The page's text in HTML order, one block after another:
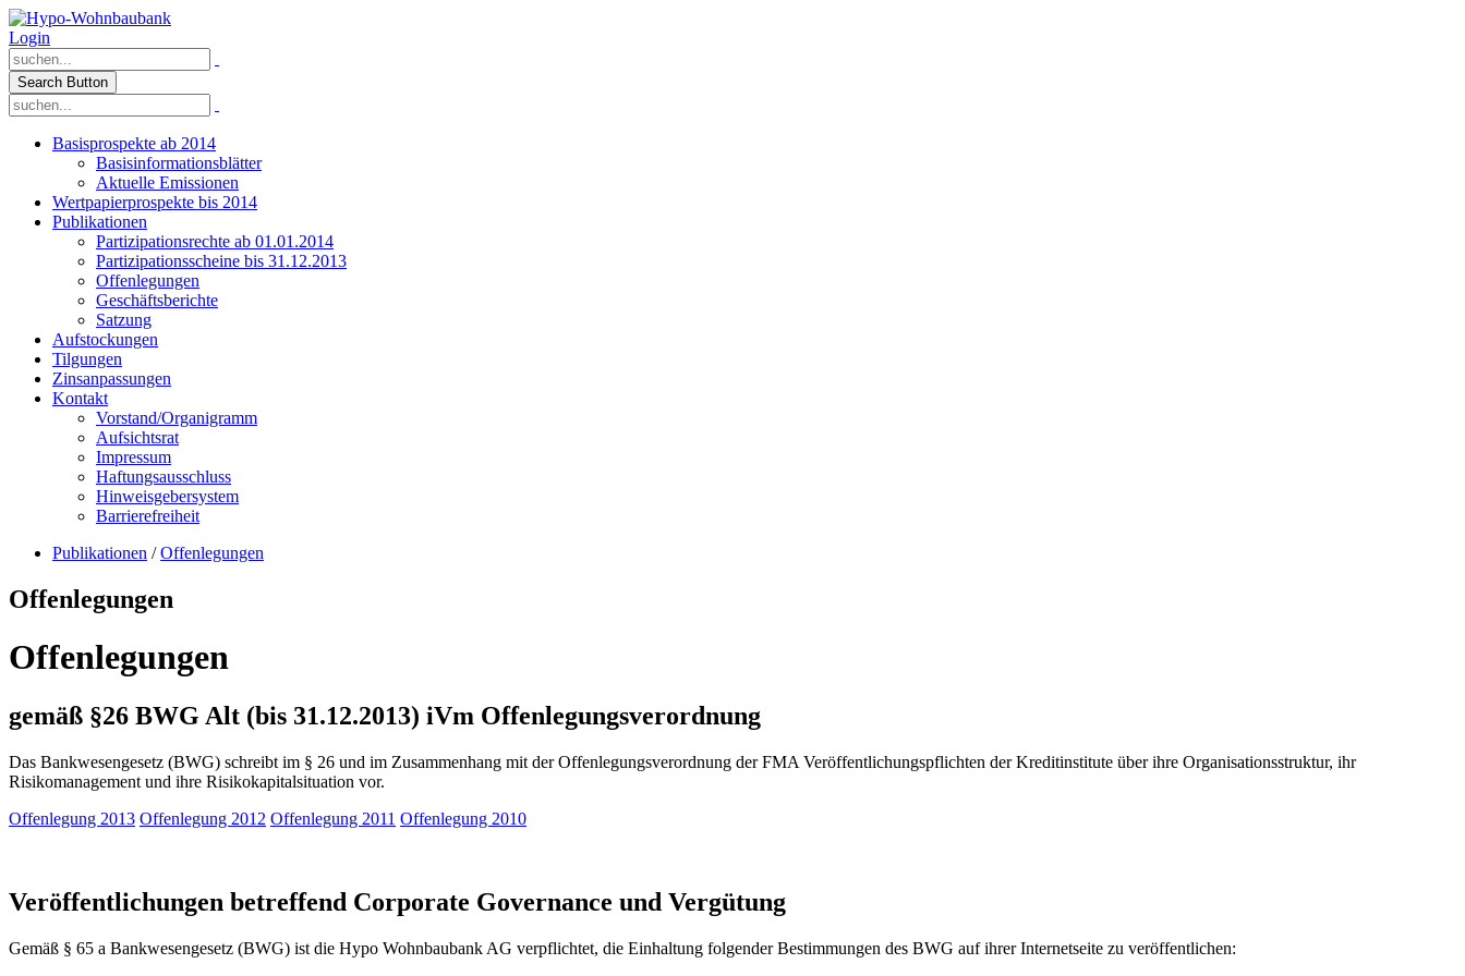
Login
Search Button
Basisprospekte ab 2014
Basisinformationsblätter
Aktuelle Emissionen
Wertpapierprospekte bis 2014
Publikationen
Partizipationsrechte ab 01.01.2014
Partizipationsscheine bis 31.12.2013
Offenlegungen
Geschäftsberichte
Satzung
Aufstockungen
Tilgungen
Zinsanpassungen
Kontakt
Vorstand/Organigramm
Aufsichtsrat
Impressum
Haftungsausschluss
Hinweisgebersystem
Barrierefreiheit
Publikationen /Offenlegungen
Offenlegungen
Offenlegungen
gemäß §26 BWG Alt (bis 31.12.2013) iVm Offenlegungsverordnung
Das Bankwesengesetz (BWG) schreibt im § 26 und im Zusammenhang mit der Offenlegungsverordnung der FMA Veröffentlichungspflichten der Kreditinstitute über ihre Organisationsstruktur, ihr
Risikomanagement und ihre Risikokapitalsituation vor.
Offenlegung 2013 Offenlegung 2012 Offenlegung 2011 Offenlegung 2010
Veröffentlichungen betreffend Corporate Governance und Vergütung
Gemäß § 65 a Bankwesengesetz (BWG) ist die Hypo Wohnbaubank AG verpflichtet, die Einhaltung folgender Bestimmungen des BWG auf ihrer Internetseite zu veröffentlichen: